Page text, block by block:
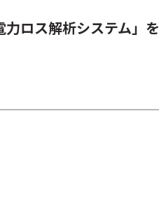
ロス解析システム」を